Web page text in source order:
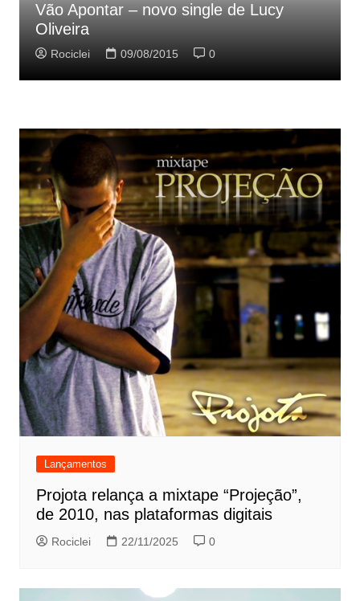
Vão Apontar – novo single de Lucy
Oliveira
Rociclei 09/08/2015 0
Lançamentos
Projota relança a mixtape “Projeção”,
de 2010, nas plataformas digitais
Rociclei 22/11/2025 0